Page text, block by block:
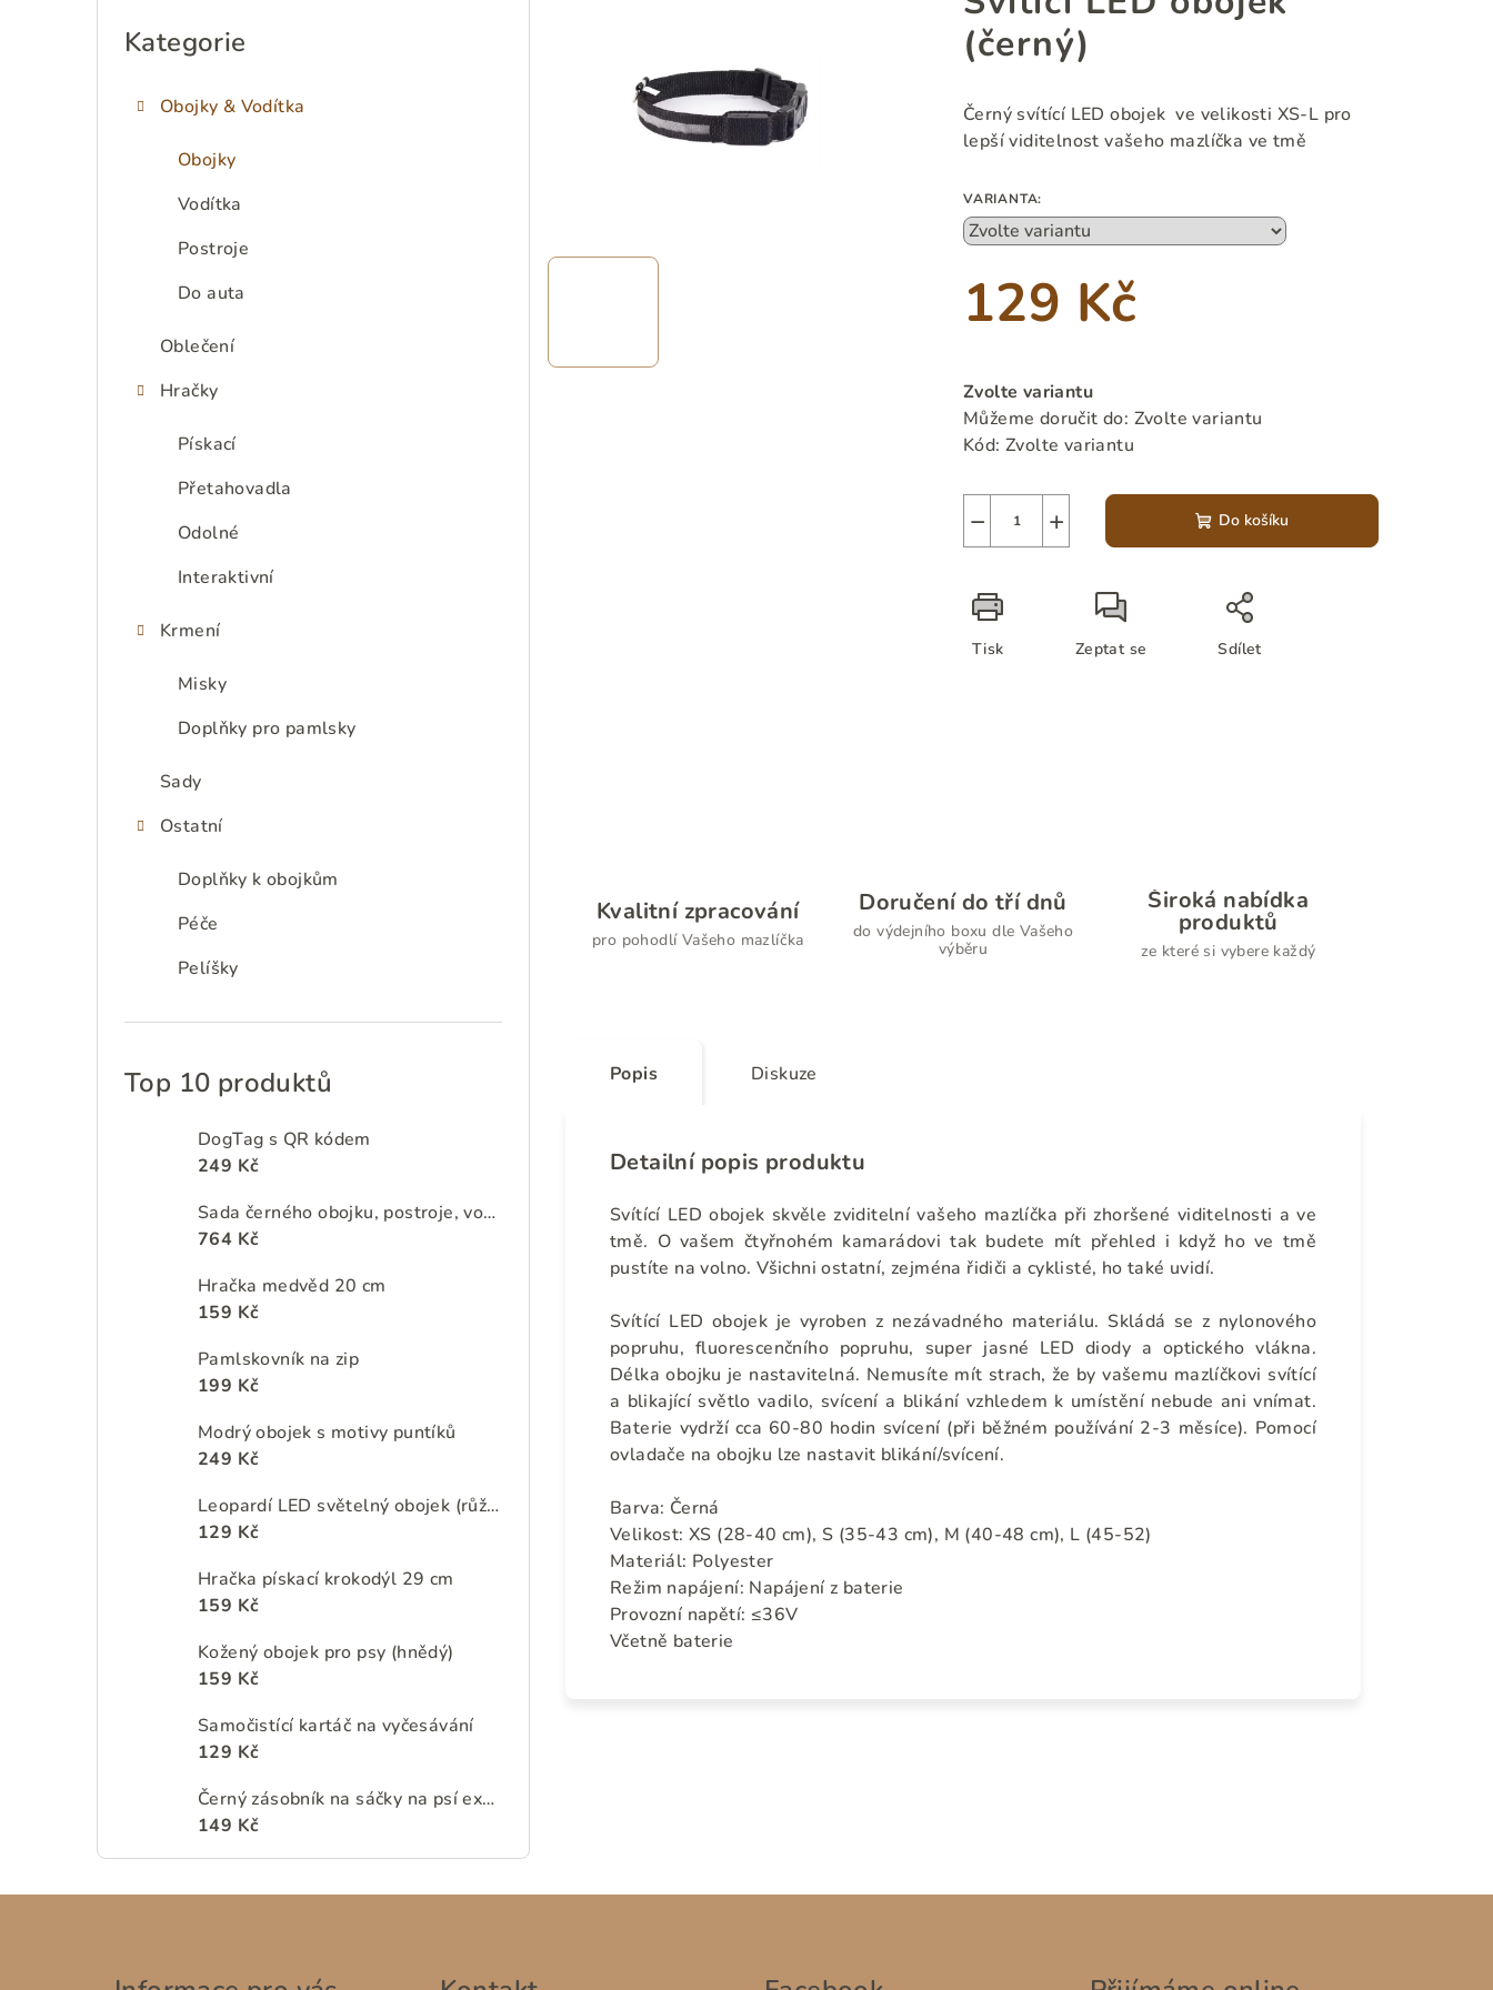
Přeskočit
kategorie
Kategorie
Obojky & Vodítka
Obojky
Vodítka
Postroje
Do auta
Oblečení
Hračky
Pískací
Přetahovadla
Odolné
Interaktivní
Krmení
Misky
Doplňky pro pamlsky
Sady
Ostatní
Doplňky k obojkům
Péče
Pelíšky
Top 10 produktů
DogTag s QR kódem
249 Kč
Sada černého obojku, postroje, vodítka a zásobníku na sáčky na psí exkrementy s motivy jungle
764 Kč
Hračka medvěd 20 cm
159 Kč
Pamlskovník na zip
199 Kč
Modrý obojek s motivy puntíků
249 Kč
Leopardí LED světelný obojek (růžový)
129 Kč
Hračka pískací krokodýl 29 cm
159 Kč
Kožený obojek pro psy (hnědý)
159 Kč
Samočistící kartáč na vyčesávání
129 Kč
Černý zásobník na sáčky na psí exkrementy s motivy květin
149 Kč
(černý)
Černý svítící LED obojek ve velikosti XS-L pro
lepší viditelnost vašeho mazlíčka ve tmě
VARIANTA:
129 Kč
cena:
Zvolte variantu
Můžeme doručit do: Zvolte variantu
Kód: Zvolte variantu
+
− Do košíku
Tisk Zeptat se Sdílet
Kvalitní zpracování
pro pohodlí Vašeho mazlíčka
Doručení do tří dnů
do výdejního boxu dle Vašeho
výběru
Široká nabídka
produktů
ze které si vybere každý
Popis Diskuze
Detailní popis produktu
Svítící LED obojek skvěle zviditelní vašeho mazlíčka při zhoršené viditelnosti a ve
tmě. O vašem čtyřnohém kamarádovi tak budete mít přehled i když ho ve tmě
pustíte na volno. Všichni ostatní, zejména řidiči a cyklisté, ho také uvidí.
Svítící LED obojek je vyroben z nezávadného materiálu. Skládá se z nylonového
popruhu, fluorescenčního popruhu, super jasné LED diody a optického vlákna.
Délka obojku je nastavitelná. Nemusíte mít strach, že by vašemu mazlíčkovi svítící
a blikající světlo vadilo, svícení a blikání vzhledem k umístění nebude ani vnímat.
Baterie vydrží cca 60-80 hodin svícení (při běžném používání 2-3 měsíce). Pomocí
ovladače na obojku lze nastavit blikání/svícení.
Barva: Černá
Velikost: XS (28-40 cm), S (35-43 cm), M (40-48 cm), L (45-52)
Materiál: Polyester
Režim napájení: Napájení z baterie
Provozní napětí: ≤36V
Včetně baterie